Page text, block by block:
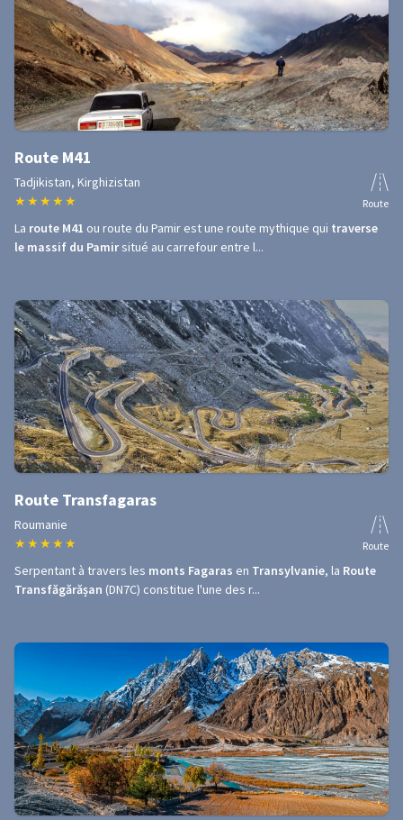
Route M41
Tadjikistan, Kirghizistan
★ ★ ★ ★ ★ Route
La route M41 ou route du Pamir est une route mythique qui traverse
le massif du Pamirsitué au carrefour entre l...
Route Transfagaras
Roumanie
★ ★ ★ ★ ★ Route
Serpentant à travers les monts Fagaras en Transylvanie, la Route
Transfăgărășan (DN7C) constitue l'une des r...